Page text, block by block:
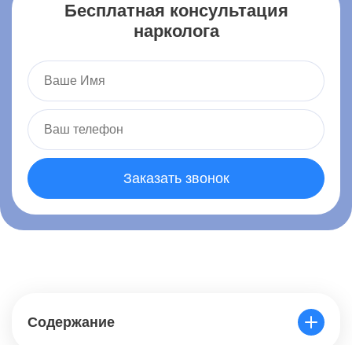
Бесплатная консультация
нарколога
Заказать звонок
Содержание